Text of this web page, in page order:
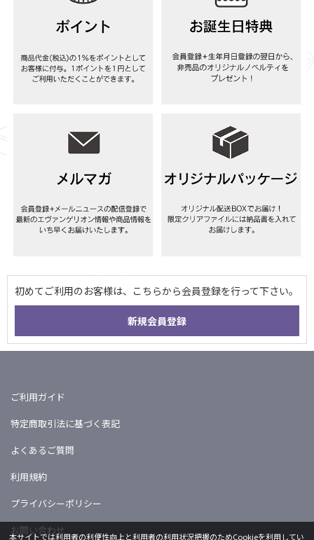
ご利用ガイド
特定商取引法に基づく表記
よくあるご質問
利用規約
プライバシーポリシー
お問い合わせ
本サイトでは利用者の利便性向上と利用者の利用状況把握のためCookieを利用してい